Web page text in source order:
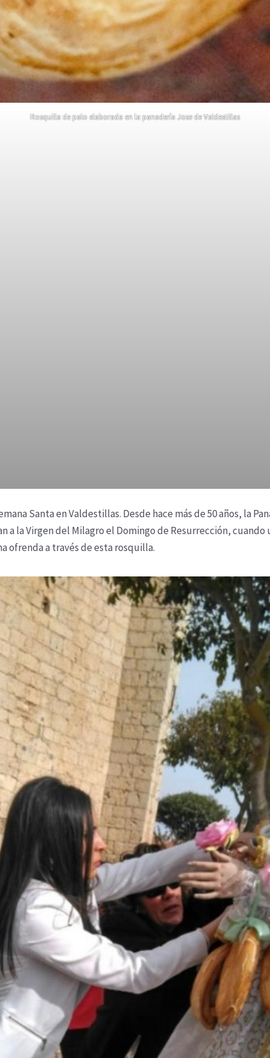
Rosquilla de palo elaborada en la panadería Jose de Valdestillas
Santa en Valdestillas. Desde hace más de 50 años, la
a la Virgen del Milagro el Domingo de Resurrección,
ofrenda a través de esta rosquilla.